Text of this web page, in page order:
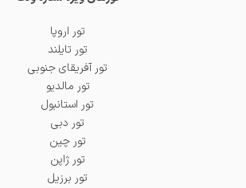
تور اروپا
تور تایلند
تور آفریقای جنوبی
تور مالدیو
تور استانبول
تور دبی
تور چین
تور ژاپن
تور برزیل